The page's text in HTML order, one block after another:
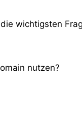
wichtigsten
nutzen?